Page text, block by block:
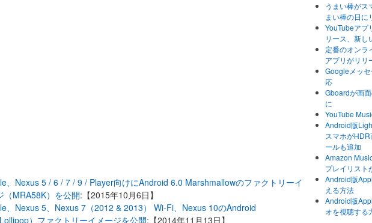
、Nexus 5 / 6 / 7 / 9 / Player向けにAndroid 6.0 Marshmallowのファクトリーイ
（MRA58K）を公開:【2015年10月6日】
、Nexus 5、Nexus 7（2012 & 2013） Wi-Fi、Nexus 10のAndroid
）ファクトリーイメージを公開:【2014年11月13日】
うまい棒がス
まい棒の日に
YouTubeアプ
リース、新し
定番のオンラ
アプリがリリ
Googleメッ
応
Gboardが画
に
YouTube
Android版
スマホが
ールも追加
Amazon
プレイリスト
Android版
える方法
Android版
オを視聴する